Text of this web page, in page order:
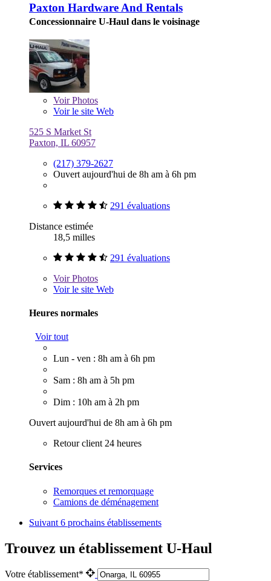
Paxton Hardware And Rentals
Concessionnaire U-Haul dans le voisinage
VoirPhotos
Voir le site Web
525 S Market St
Paxton, IL 60957
(217) 379-2627
Ouvert aujourd'hui de 8h am à 6h pm
291 évaluations
Distance estimée
18,5 milles
291 évaluations
VoirPhotos
Voir le site Web
Heures normales
Voir tout
Lun - ven : 8h am à 6h pm
Sam : 8h am à 5h pm
Dim : 10h am à 2h pm
Ouvert aujourd'hui de 8h am à 6h pm
Retour client 24 heures
Services
Remorques et remorquage
Camions de déménagement
Suivant 6 prochains établissements
Trouvez un établissement U-Haul
Votre établissement*